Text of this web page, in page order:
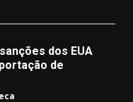
dos EUA
de